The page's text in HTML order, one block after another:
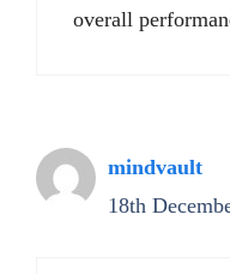
overall
mindvault
18th